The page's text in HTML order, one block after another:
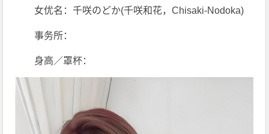
女优名：千咲のどか(千咲和花，Chisaki-Nodoka)
事务所：
身高／罩杯：